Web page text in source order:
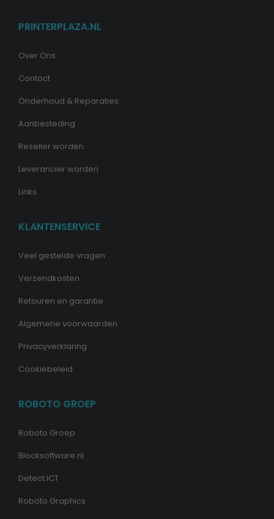
PRINTERPLAZA.NL
Over Ons
Contact
Onderhoud & Reparaties
Aanbesteding
Reseller worden
Leverancier worden
Links
KLANTENSERVICE
Veel gestelde vragen
Verzendkosten
Retouren en garantie
Algemene voorwaarden
Privacyverklaring
Cookiebeleid
ROBOTO GROEP
Roboto Groep
Blocksoftware.nl
Detect ICT
Roboto Graphics